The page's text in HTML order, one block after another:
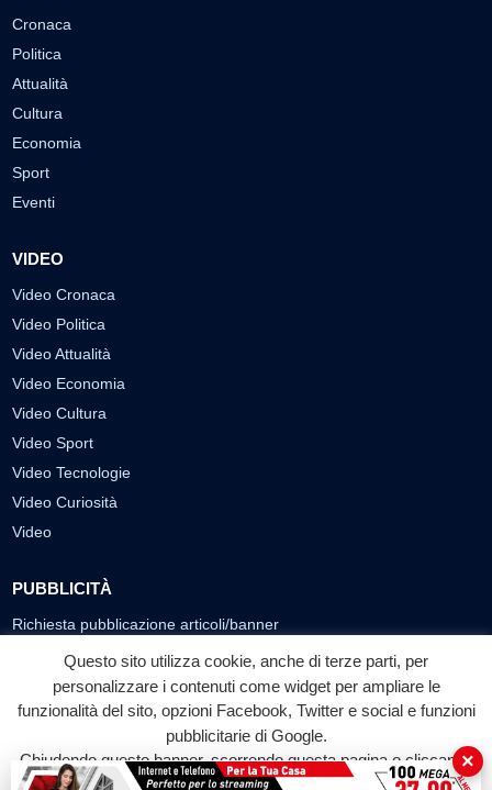
Cronaca
Politica
Attualità
Cultura
Economia
Sport
Eventi
VIDEO
Video Cronaca
Video Politica
Video Attualità
Video Economia
Video Cultura
Video Sport
Video Tecnologie
Video Curiosità
Video
PUBBLICITÀ
Richiesta pubblicazione articoli/banner
SEGUICI SUI SOCIAL
f
Facebook
◎ ▶
YouTube
Questo sito utilizza cookie, anche di terze parti, per
personalizzare i contenuti come widget per ampliare le
funzionalità del sito, opzioni Facebook, Twitter e social e funzioni
pubblicitarie di Google.
Chiudendo questo banner, scorrendo questa pagina o cliccando
su qualunque suo elemento acconsenti all'uso dei cookie.
×